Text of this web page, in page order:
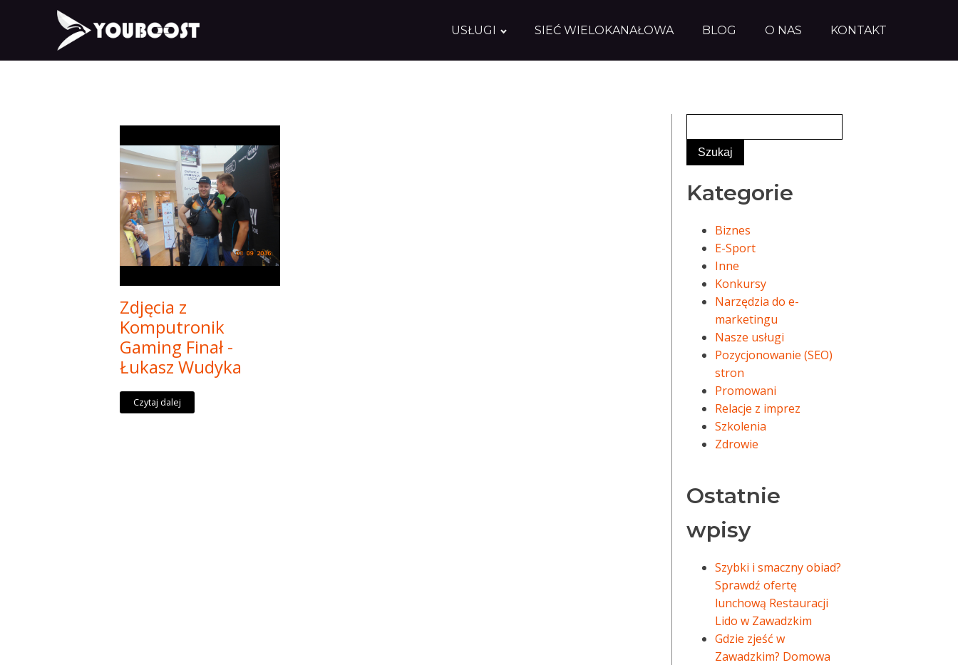
USŁUGI SIEĆ WIELOKANAŁOWA BLOG O NAS KONTAKT
Zdjęcia z
Komputronik
Gaming Finał -
Łukasz Wudyka
Czytaj dalej
Kategorie
Biznes
E-Sport
Inne
Konkursy
Narzędzia do e-
marketingu
Nasze usługi
Pozycjonowanie (SEO)
stron
Promowani
Relacje z imprez
Szkolenia
Zdrowie
Ostatnie
wpisy
Szybki i smaczny obiad?
Sprawdź ofertę
lunchową Restauracji
Lido w Zawadzkim
Gdzie zjeść w
Zawadzkim? Domowa